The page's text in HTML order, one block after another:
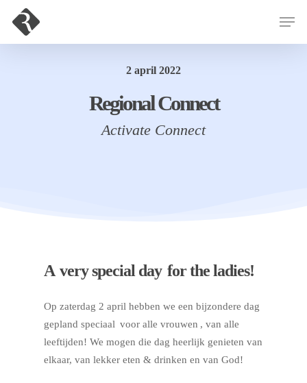
2 april 2022
Regional Connect
Activate Connect
A very special day for the ladies!
Op zaterdag 2 april hebben we een bijzondere dag
gepland speciaal voor alle vrouwen , van alle
leeftijden! We mogen die dag heerlijk genieten van
elkaar, van lekker eten & drinken en van God!